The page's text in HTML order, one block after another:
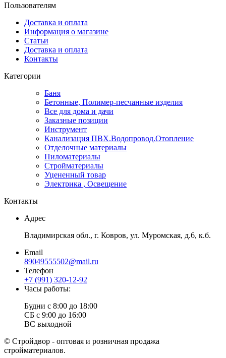
Пользователям
Доставка и оплата
Информация о магазине
Статьи
Доставка и оплата
Контакты
Категории
Баня
Бетонные, Полимер-песчанные изделия
Все для дома и дачи
Заказные позиции
Инструмент
Канализация ПВХ.Водопровод.Отопление
Отделочные материалы
Пиломатериалы
Стройматериалы
Уцененный товар
Электрика , Освещение
Контакты
Адрес
Владимирская обл., г. Ковров, ул. Муромская, д.6, к.б.
Email
89049555502@mail.ru
Телефон
+7 (991) 320-12-92
Часы работы:
Будни с 8:00 до 18:00
СБ с 9:00 до 16:00
ВС выходной
© Стройдвор - оптовая и розничная продажа
стройматериалов.